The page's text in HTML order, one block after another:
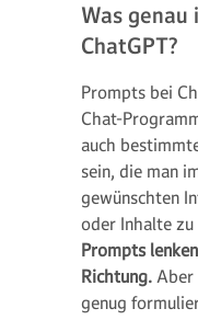
Was
ChatGPT?
Prompts bei
Chat-
auch
sein, die man
gewünschten
oder Inhalte zu
Prompts
Richtung. Aber
genug